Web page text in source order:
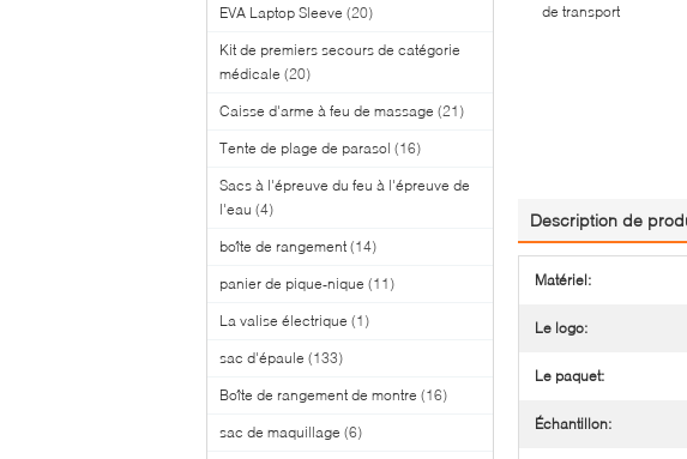
EVA Laptop Sleeve (20)
Kit de premiers secours de catégorie
médicale (20)
Caisse d'arme à feu de massage (21)
Tente de plage de parasol (16)
Sacs à l'épreuve du feu à l'épreuve de
l'eau (4)
boîte de rangement (14)
panier de pique-nique (11)
La valise électrique (1)
sac d'épaule (133)
Boîte de rangement de montre (16)
sac de maquillage (6)
de transport
Description de
Matériel:
Le logo:
Le paquet:
Échantillon: